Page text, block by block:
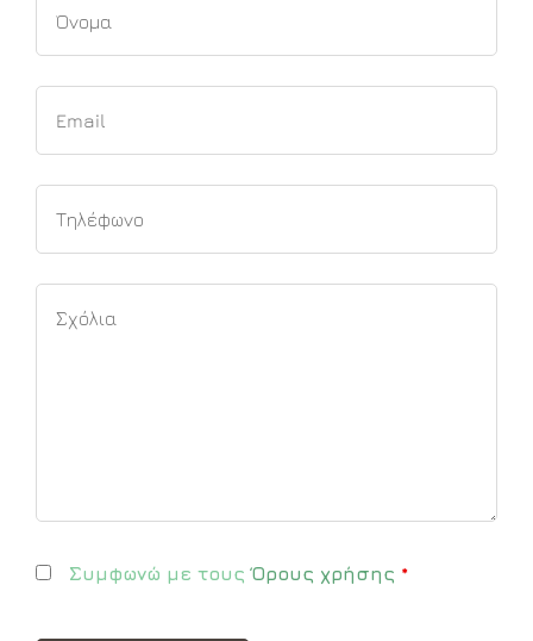
Συμφωνώ με τουςΌρους χρήσης *